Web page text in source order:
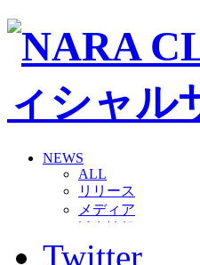
NEWS
ALL
リリース
メディア
グッズ
Twitter